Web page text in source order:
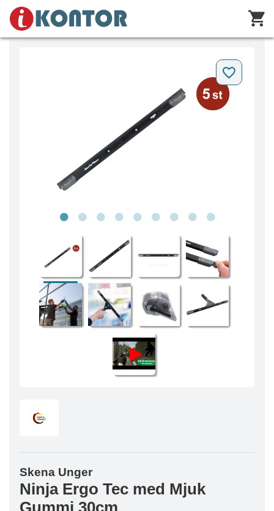
Skena Unger
Ninja Ergo Tec med Mjuk
Gummi 30cm